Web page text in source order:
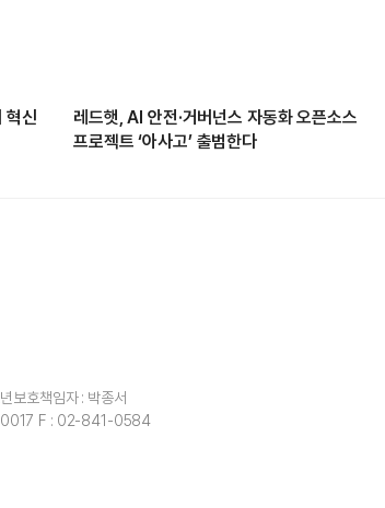
혁신
레드햇, AI 안전·거버넌스 자동화 오픈소스
프로젝트 ‘아사고’ 출범한다
보호책임자 : 박종서
F : 02-841-0584